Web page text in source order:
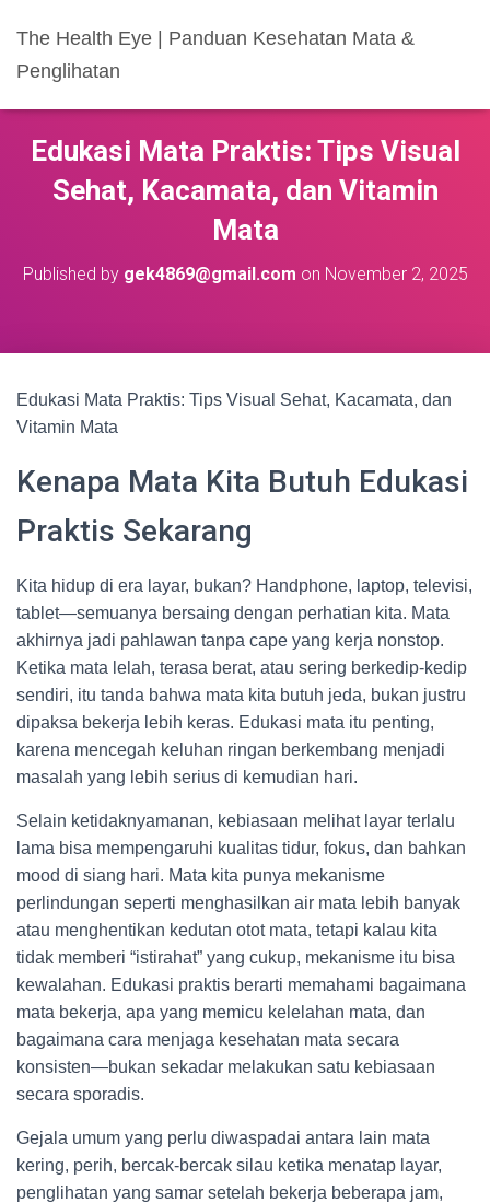
The Health Eye | Panduan Kesehatan Mata &
Penglihatan
Edukasi Mata Praktis: Tips Visual
Sehat, Kacamata, dan Vitamin
Mata
Published by gek4869@gmail.com on November 2, 2025
Edukasi Mata Praktis: Tips Visual Sehat, Kacamata, dan
Vitamin Mata
Kenapa Mata Kita Butuh Edukasi
Praktis Sekarang
Kita hidup di era layar, bukan? Handphone, laptop, televisi,
tablet—semuanya bersaing dengan perhatian kita. Mata
akhirnya jadi pahlawan tanpa cape yang kerja nonstop.
Ketika mata lelah, terasa berat, atau sering berkedip-kedip
sendiri, itu tanda bahwa mata kita butuh jeda, bukan justru
dipaksa bekerja lebih keras. Edukasi mata itu penting,
karena mencegah keluhan ringan berkembang menjadi
masalah yang lebih serius di kemudian hari.
Selain ketidaknyamanan, kebiasaan melihat layar terlalu
lama bisa mempengaruhi kualitas tidur, fokus, dan bahkan
mood di siang hari. Mata kita punya mekanisme
perlindungan seperti menghasilkan air mata lebih banyak
atau menghentikan kedutan otot mata, tetapi kalau kita
tidak memberi “istirahat” yang cukup, mekanisme itu bisa
kewalahan. Edukasi praktis berarti memahami bagaimana
mata bekerja, apa yang memicu kelelahan mata, dan
bagaimana cara menjaga kesehatan mata secara
konsisten—bukan sekadar melakukan satu kebiasaan
secara sporadis.
Gejala umum yang perlu diwaspadai antara lain mata
kering, perih, bercak-bercak silau ketika menatap layar,
penglihatan yang samar setelah bekerja beberapa jam,